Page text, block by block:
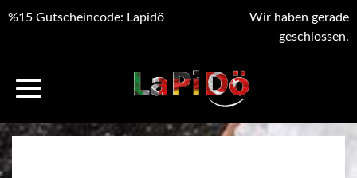
%15 Gutscheincode: Lapidö
Wir haben gerade
geschlossen.